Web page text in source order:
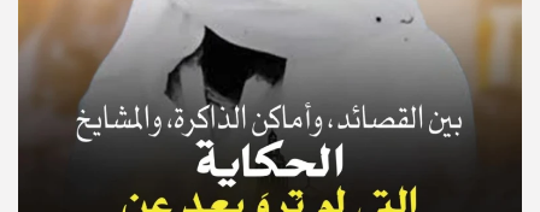
© Copyright 2025, APS